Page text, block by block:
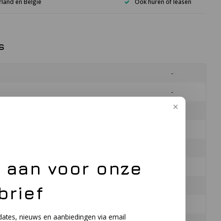
voor onze
nieuws en aanbiedingen via email
-
-